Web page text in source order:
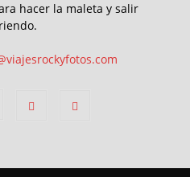
hacer la maleta y salir